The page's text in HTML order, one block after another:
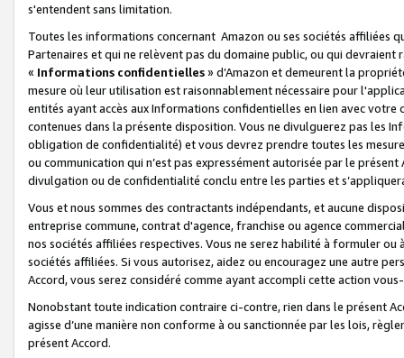
s'entendent sans limitation.
Toutes les informations concernant Amazon ou ses sociétés affiliées
Partenaires et qui ne relèvent pas du domaine public, ou qui
« Informations confidentielles» d’Amazon et demeurent la
mesure où leur utilisation est raisonnablement nécessaire pour
entités ayant accès aux Informations confidentielles en lien avec
contenues dans la présente disposition. Vous ne divulguerez pas les
obligation de confidentialité) et vous devrez prendre toutes les
ou communication qui n’est pas expressément autorisée par le
divulgation ou de confidentialité conclu entre les parties et
Vous et nous sommes des contractants indépendants, et aucune
entreprise commune, contrat d'agence, franchise ou agence
nos sociétés affiliées respectives. Vous ne serez habilité à formuler
sociétés affiliées. Si vous autorisez, aidez ou encouragez une autre
Accord, vous serez considéré comme ayant accompli cette action
Nonobstant toute indication contraire ci-contre, rien dans le présent
agisse d’une manière non conforme à ou sanctionnée par les lois,
présent Accord.